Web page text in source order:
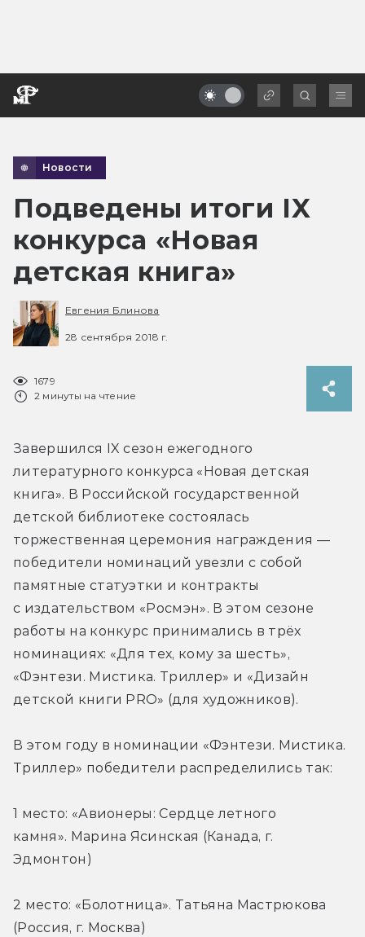
Новости
Подведены итоги IX
конкурса «Новая
детская книга»
Евгения Блинова
28 сентября 2018 г.
1679
2 минуты на чтение
Завершился IX сезон ежегодного
литературного конкурса «Новая детская
книга». В Российской государственной
детской библиотеке состоялась
торжественная церемония награждения —
победители номинаций увезли с собой
памятные статуэтки и контракты
с издательством «Росмэн». В этом сезоне
работы на конкурс принимались в трёх
номинациях: «Для тех, кому за шесть»,
«Фэнтези. Мистика. Триллер» и «Дизайн
детской книги PRO» (для художников).
В этом году в номинации «Фэнтези. Мистика.
Триллер» победители распределились так:
1 место: «Авионеры: Сердце летного
камня». Марина Ясинская (Канада, г.
Эдмонтон)
2 место: «Болотница». Татьяна Мастрюкова
(Россия, г. Москва)